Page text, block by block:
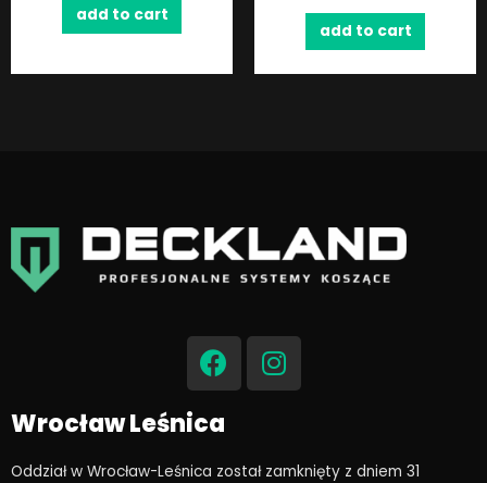
add to cart
add to cart
F
a
c
e
b
o
I
n
s
g
Wrocław Leśnica
Oddział w Wrocław-Leśnica został zamknięty z dniem 31